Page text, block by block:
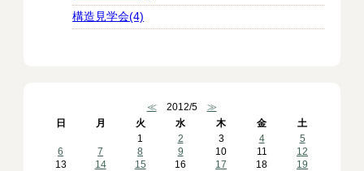
構造見学会(4)
≪2012/5 ≫
日
月 火 水 木 金
土
1
2 3 4
5
6
7 8 9 10 11
12
13
14 15 16 17 18
19